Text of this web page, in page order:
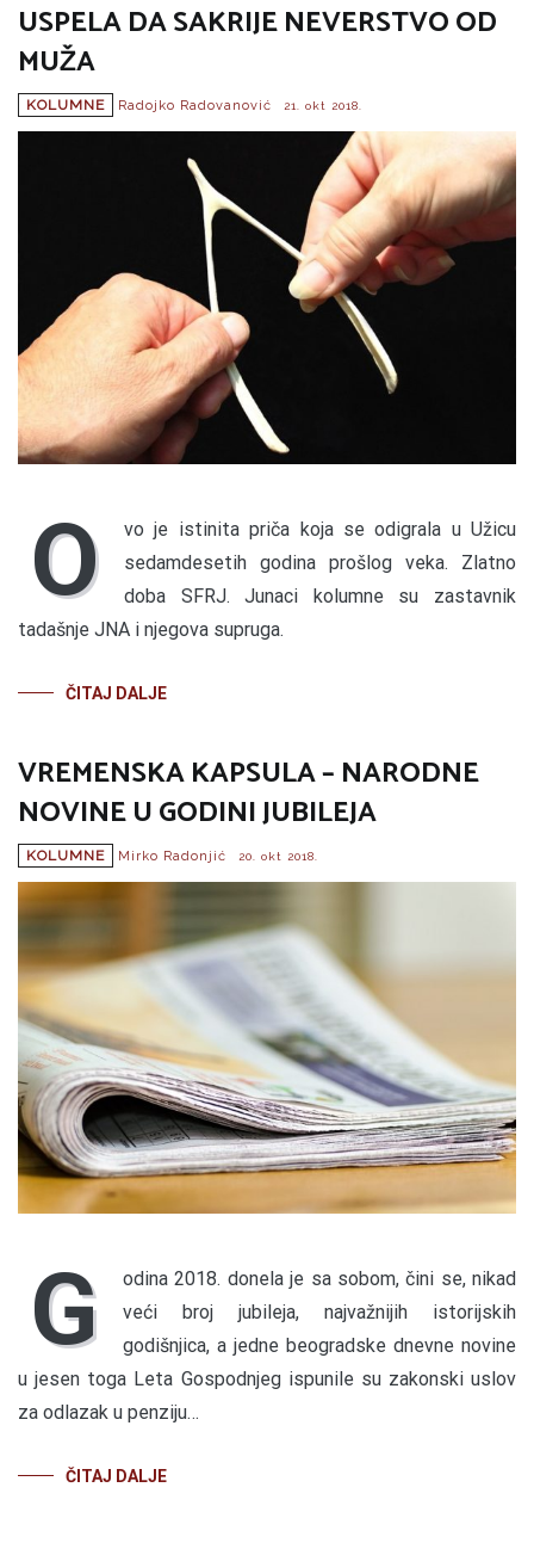
USPELA DA SAKRIJE NEVERSTVO OD
MUŽA
KOLUMNE Radojko Radovanović 21. okt 2018.
O
vo je istinita priča koja se odigrala u Užicu
sedamdesetih godina prošlog veka. Zlatno
doba SFRJ. Junaci kolumne su zastavnik
tadašnje JNA i njegova supruga.
ČITAJ DALJE
VREMENSKA KAPSULA – NARODNE
NOVINE U GODINI JUBILEJA
KOLUMNE Mirko Radonjić 20. okt 2018.
G
odina 2018. donela je sa sobom, čini se, nikad
veći broj jubileja, najvažnijih istorijskih
godišnjica, a jedne beogradske dnevne novine
u jesen toga Leta Gospodnjeg ispunile su zakonski uslov
za odlazak u penziju…
ČITAJ DALJE